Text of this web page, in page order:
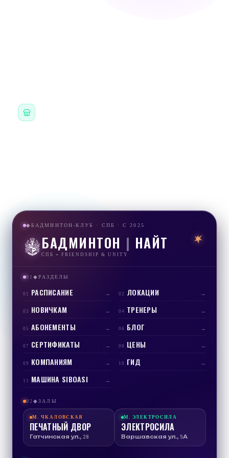
◆БАДМИНТОН-КЛУБ · СПБ · С 2025
БАДМИНТОН | НАЙТ
СПБ ⌁ FRIENDSHIP & UNITY
01◆РАЗДЕЛЫ
01 РАСПИСАНИЕ → 02 ЛОКАЦИИ →
03 НОВИЧКАМ → 04 ТРЕНЕРЫ →
05 АБОНЕМЕНТЫ → 06 БЛОГ →
07 СЕРТИФИКАТЫ → 08 ЦЕНЫ →
09 КОМПАНИЯМ → 10 ГИД →
11 МАШИНА SIBOASI →
02◆ЗАЛЫ
М.ЧКАЛОВСКАЯ
ПЕЧАТНЫЙ ДВОР
Гатчинская ул., 28
М.ЭЛЕКТРОСИЛА
ЭЛЕКТРОСИЛА
Варшавская ул., 5А